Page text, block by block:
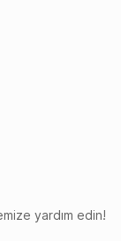
yardım edin!